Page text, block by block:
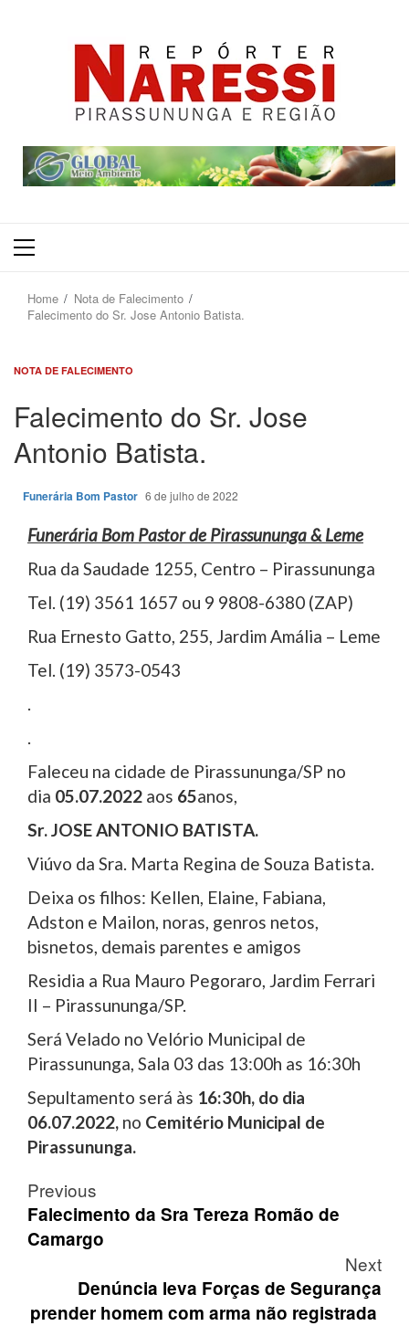
Primary
Home
Nota de Falecimento
Falecimento do Sr. Jose Antonio Batista.
NOTA DE FALECIMENTO
Falecimento do Sr. Jose
Antonio Batista.
Funerária Bom Pastor 6 de julho de 2022
Funerária Bom Pastor de Pirassununga & Leme
Rua da Saudade 1255, Centro – Pirassununga
Tel. (19) 3561 1657 ou 9 9808-6380 (ZAP)
Rua Ernesto Gatto, 255, Jardim Amália – Leme
Tel. (19) 3573-0543
.
.
Faleceu na cidade de Pirassununga/SP no
dia 05.07.2022 aos 65anos,
Sr. JOSE ANTONIO BATISTA.
Viúvo da Sra. Marta Regina de Souza Batista.
Deixa os filhos: Kellen, Elaine, Fabiana,
Adston e Mailon, noras, genros netos,
bisnetos, demais parentes e amigos
Residia a Rua Mauro Pegoraro, Jardim Ferrari
II – Pirassununga/SP.
Será Velado no Velório Municipal de
Pirassununga, Sala 03 das 13:00h as 16:30h
Sepultamento será às 16:30h, do dia
06.07.2022, no Cemitério Municipal de
Pirassununga.
Post
navigation
Previous
Falecimento da Sra Tereza Romão de
Camargo
Next
Denúncia leva Forças de Segurança
prender homem com arma não registrada